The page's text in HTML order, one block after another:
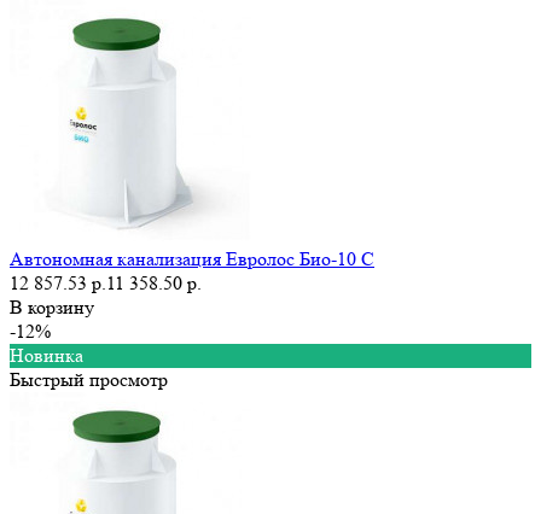
Автономная канализация Евролос Био-10 С
12 857.53 р.11 358.50 р.
В корзину
-12%
Новинка
Быстрый просмотр